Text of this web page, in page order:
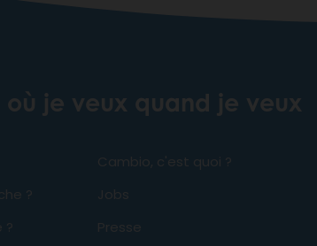
où je veux quand je veux
?
?
Cambio, c'est quoi ?
Jobs
Presse